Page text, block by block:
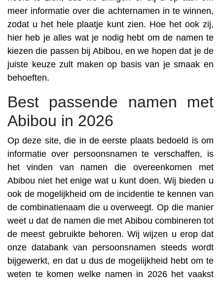
meer informatie over die achternamen in te winnen,
zodat u het hele plaatje kunt zien. Hoe het ook zij,
hier heb je alles wat je nodig hebt om de namen te
kiezen die passen bij Abibou, en we hopen dat je de
juiste keuze zult maken op basis van je smaak en
behoeften.
Best passende namen met
Abibou in 2026
Op deze site, die in de eerste plaats bedoeld is om
informatie over persoonsnamen te verschaffen, is
het vinden van namen die overeenkomen met
Abibou niet het enige wat u kunt doen. Wij bieden u
ook de mogelijkheid om de incidentie te kennen van
de combinatienaam die u overweegt. Op die manier
weet u dat de namen die met Abibou combineren tot
de meest gebruikte behoren. Wij wijzen u erop dat
onze databank van persoonsnamen steeds wordt
bijgewerkt, en dat u dus de mogelijkheid hebt om te
weten te komen welke namen in 2026 het vaakst